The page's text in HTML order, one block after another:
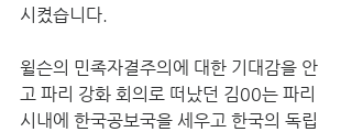
시켰습니다.
윌슨의 민족자결주의에 대한 기대감을 안
고 파리 강화 회의로 떠났던 김00는 파리
시내에 한국공보국을 세우고 한국의 독립